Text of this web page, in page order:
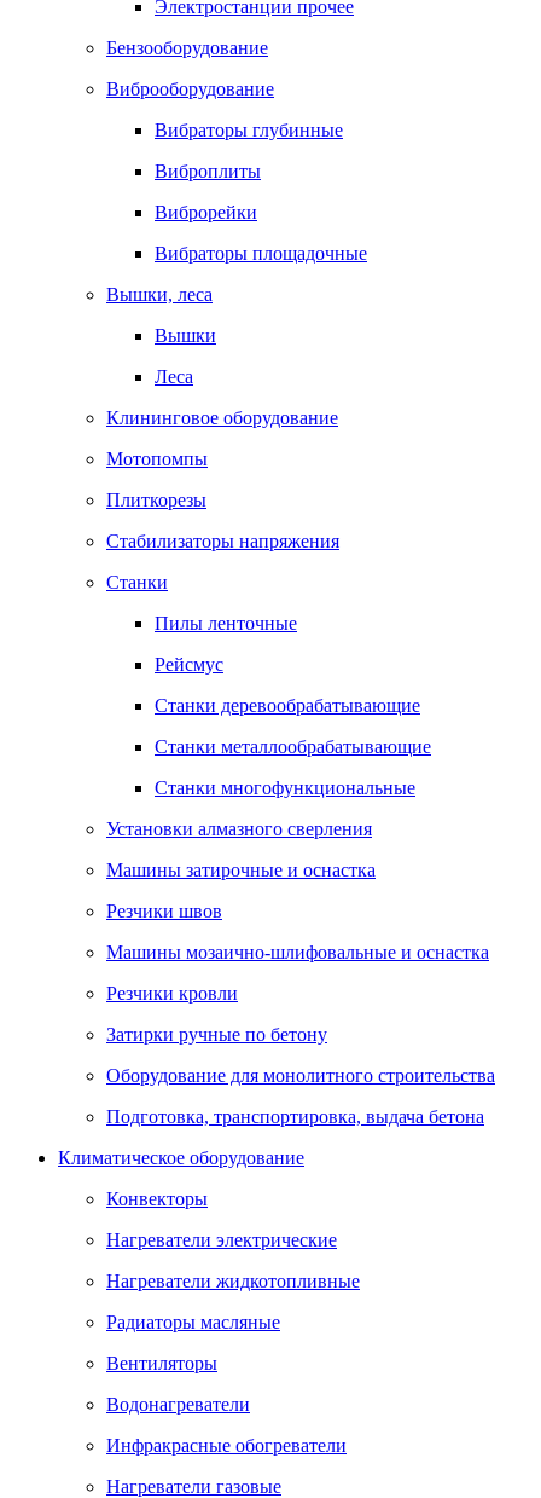
Электростанции прочее
Бензооборудование
Виброоборудование
Вибраторы глубинные
Виброплиты
Виброрейки
Вибраторы площадочные
Вышки, леса
Вышки
Леса
Клининговое оборудование
Мотопомпы
Плиткорезы
Стабилизаторы напряжения
Станки
Пилы ленточные
Рейсмус
Станки деревообрабатывающие
Станки металлообрабатывающие
Станки многофункциональные
Установки алмазного сверления
Машины затирочные и оснастка
Резчики швов
Машины мозаично-шлифовальные и оснастка
Резчики кровли
Затирки ручные по бетону
Оборудование для монолитного строительства
Подготовка, транспортировка, выдача бетона
Климатическое оборудование
Конвекторы
Нагреватели электрические
Нагреватели жидкотопливные
Радиаторы масляные
Вентиляторы
Водонагреватели
Инфракрасные обогреватели
Нагреватели газовые